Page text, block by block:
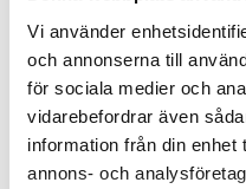
Vi använder
och annonserna till
för sociala medier och
vidarebefordrar även
information från din
annons- och